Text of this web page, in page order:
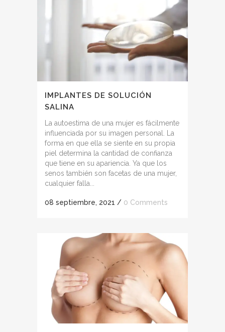
IMPLANTES DE SOLUCIÓN
SALINA
La autoestima de una mujer es fácilmente
influenciada por su imagen personal. La
forma en que ella se siente en su propia
piel determina la cantidad de confianza
que tiene en su apariencia. Ya que los
senos también son facetas de una mujer,
cualquier falla...
08 septiembre, 2021 / 0 Comments